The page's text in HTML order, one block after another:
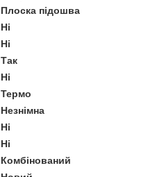
Плоска підошва
Ні
Ні
Так
Ні
Термо
Незнімна
Ні
Ні
Комбінований